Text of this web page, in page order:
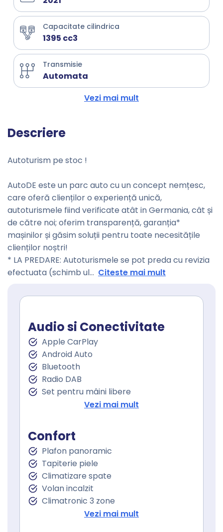
Capacitate cilindrica
1395 cc3
Transmisie
Automata
Vezi mai mult
Descriere
Autoturism pe stoc !
AutoDE este un parc auto cu un concept nemțesc,
care oferă clienților o experiență unică,
autoturismele fiind verificate atât in Germania, cât și
de către noi; oferim transparență, garanția*
mașinilor și găsim soluții pentru toate necesitățile
clienților noștri!
* LA PREDARE: Autoturismele se pot preda cu revizia
efectuata (schimb ul... Citeste mai mult
Audio si Conectivitate
Apple CarPlay
Android Auto
Bluetooth
Radio DAB
Set pentru mâini libere
Touchscreen
Vezi mai mult
Confort
Plafon panoramic
Tapiterie piele
Climatizare spate
Volan incalzit
Climatronic 3 zone
Stergatoare parbriz
Vezi mai mult